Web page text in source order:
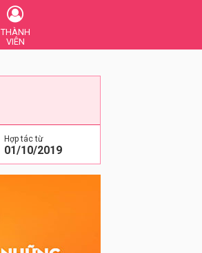
THÀNH
VIÊN
Hợp tác từ
01/10/2019